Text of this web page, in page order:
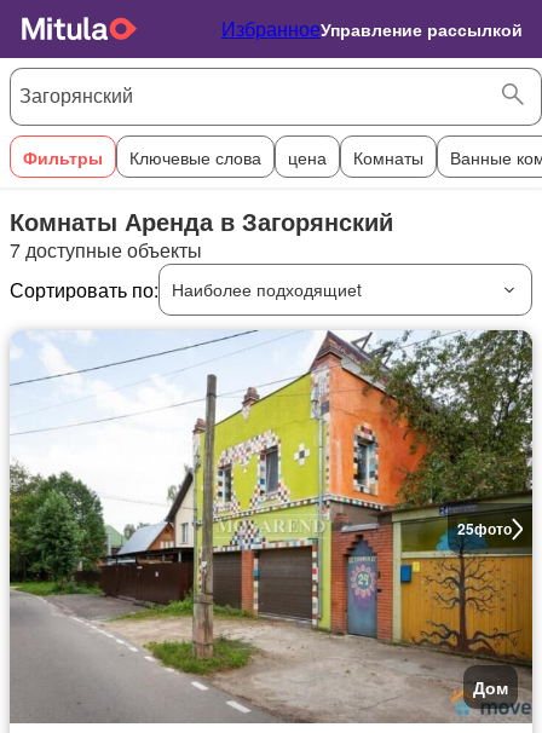
ИзбранноеУправление рассылкой
Фильтры Ключевые слова цена Комнаты Ванные
Комнаты Аренда в Загорянский
7 доступные объекты
Сортировать по:
Наиболее подходящиеt
25фото
Дом